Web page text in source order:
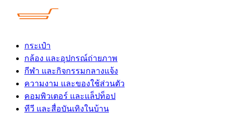
กระเป๋า
กล้อง และอุปกรณ์ถ่ายภาพ
กีฬา และกิจกรรมกลางแจ้ง
ความงาม และของใช้ส่วนตัว
คอมพิวเตอร์ และแล็ปท็อป
ทีวี และสื่อบันเทิงในบ้าน